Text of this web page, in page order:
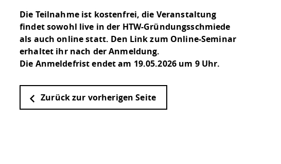
Die Teilnahme ist kostenfrei, die Veranstaltung
findet sowohl live in der HTW-Gründungsschmiede
als auch online statt. Den Link zum Online-Seminar
erhaltet ihr nach der Anmeldung.
Die Anmeldefrist endet am 19.05.2026 um 9 Uhr.
Zurück zur vorherigen Seite